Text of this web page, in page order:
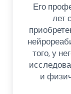
Его
лет
того, у
и